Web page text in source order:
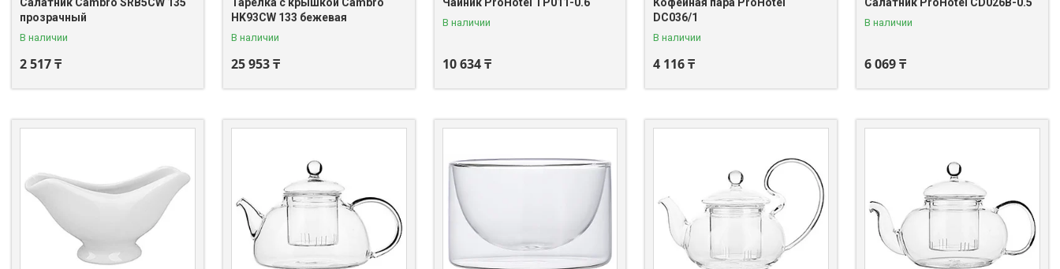
прозрачный
В наличии
2 517 ₸
HK93CW 133 бежевая
В наличии
25 953 ₸
В наличии
10 634 ₸
DC036/1
В наличии
4 116 ₸
В наличии
6 069 ₸